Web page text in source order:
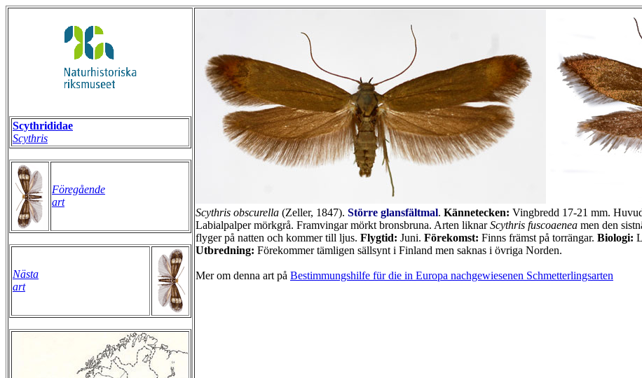
Scythrididae
Scythris
Föregående
art
Nästa
art
Scythris obscurella (Zeller, 1847). Större glansfältmal. Kännetecken: Vingbredd 17-21 mm.
Labialpalper mörkgrå. Framvingar mörkt bronsbruna. Arten liknarScythris fuscoaenea men den
flyger på natten och kommer till ljus. Flygtid: Juni. Förekomst: Finns främst på torrängar. Biologi:
Utbredning: Förekommer tämligen sällsynt i Finland men saknas i övriga Norden.
Mer om denna art på Bestimmungshilfe für die in Europa nachgewiesenen Schmetterlingsarten